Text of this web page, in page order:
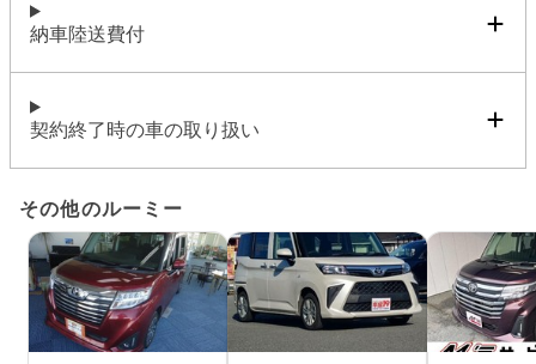
納車陸送費付
契約終了時の車の取り扱い
その他のルーミー